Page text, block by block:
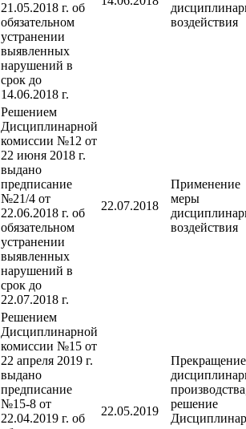
21.05.2018 г. об
обязательном
устранении
выявленных
нарушений в
срок до
14.06.2018 г.
воздействия
Решением
Дисциплинарной
комиссии №12 от
22 июня 2018 г.
выдано
предписание
№21/4 от
22.06.2018 г. об
обязательном
устранении
выявленных
нарушений в
срок до
22.07.2018 г.
22.07.2018
Применение
меры
воздействия
Решением
Дисциплинарной
комиссии №15 от
22 апреля 2019 г.
выдано
предписание
№15-8 от
22.04.2019 г. об
22.05.2019
Прекращение
решение